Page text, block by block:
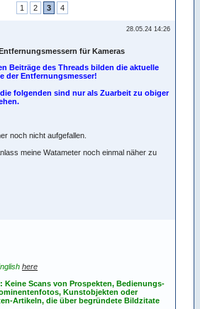
1 2 3 4
28.05.24 14:26
für Kameras
Beiträge des Threads bilden die aktuelle
der Entfernungsmesser!
folgenden sind nur als Zuarbeit zu obiger
noch nicht aufgefallen.
meine Watameter noch einmal näher zu
here
Keine Scans von Prospekten, Bedienungs-
Kunstobjekten oder
Artikeln, die über begründete Bildzitate